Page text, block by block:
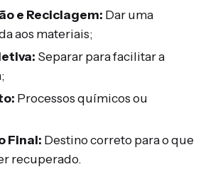
e Reciclagem: Dar uma
aos materiais;
Separar para facilitar a
Processos químicos ou
Final: Destino correto para o que
recuperado.